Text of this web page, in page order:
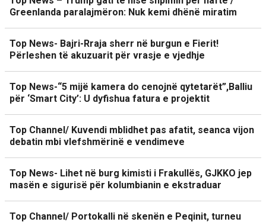
Greenlanda paralajmëron: Nuk kemi dhënë miratim
Top News- Bajri-Rraja sherr në burgun e Fierit!
Përleshen të akuzuarit për vrasje e vjedhje
Top News-“5 mijë kamera do cenojnë qytetarët”,Balliu
për ‘Smart City’: U dyfishua fatura e projektit
Top Channel/ Kuvendi mblidhet pas afatit, seanca vijon
debatin mbi vlefshmërinë e vendimeve
Top News- Lihet në burg kimisti i Frakullës, GJKKO jep
masën e sigurisë për kolumbianin e ekstraduar
Top Channel/ Portokalli në skenën e Peqinit, turneu